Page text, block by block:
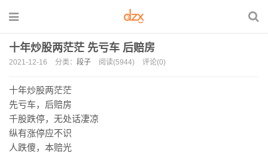
十年炒股两茫茫 先亏车 后赔房
2021-12-16 分类： 段子 阅读(5944) 评论(0)
十年炒股两茫茫
先亏车，后赔房
千股跌停，无处话凄凉
纵有涨停应不识
人跌傻，本赔光